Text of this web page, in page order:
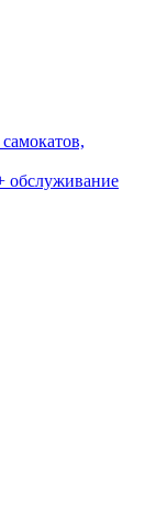
обслуживание